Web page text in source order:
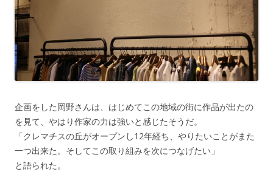
企画をした岡野さんは、はじめてこの地域の街に作品が出たの
を見て、やはり作家の力は強いと感じたそうだ。
「クレマチスの丘がオープンし12年経ち、やりたいことがまた
一つ出来た。そしてこの取り組みを次につなげたい」
と語られた。